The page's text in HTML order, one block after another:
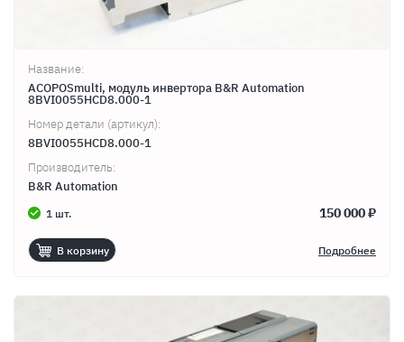
Название:
ACOPOSmulti, модуль инвертора B&R Automation
8BVI0055HCD8.000-1
Номер детали (артикул):
8BVI0055HCD8.000-1
Производитель:
B&R Automation
1 шт. 150 000 ₽
В корзину Подробнее